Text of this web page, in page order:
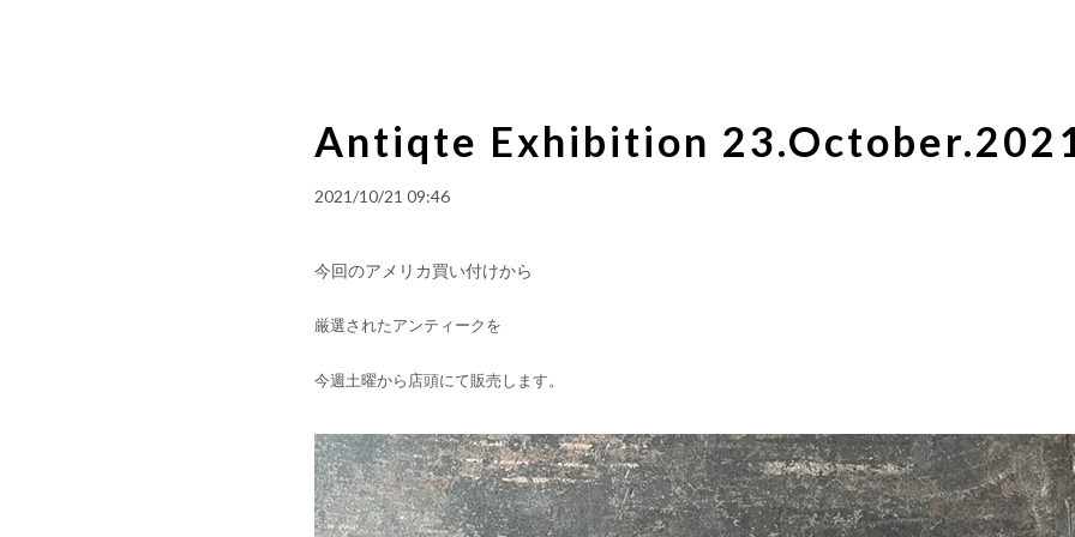
Antiqte Exhibition
2021/10/21 09:46
今回のアメリカ買い付けから
厳選されたアンティークを
今週土曜から店頭にて販売します。